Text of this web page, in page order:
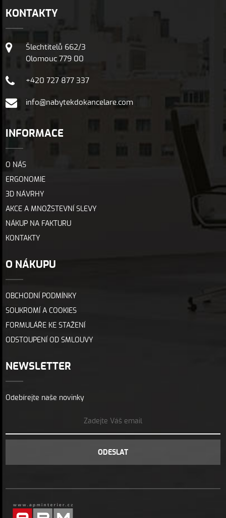
KONTAKTY
Šlechtitelů 662/3
Olomouc 779 00
+420 727 877 337
info@nabytekdokancelare.com
INFORMACE
O NÁS
ERGONOMIE
3D NÁVRHY
AKCE A MNOŽSTEVNÍ SLEVY
NÁKUP NA FAKTURU
KONTAKTY
O NÁKUPU
OBCHODNÍ PODMÍNKY
SOUKROMÍ A COOKIES
FORMULÁŘE KE STAŽENÍ
ODSTOUPENÍ OD SMLOUVY
NEWSLETTER
Odebírejte naše novinky
ODESLAT